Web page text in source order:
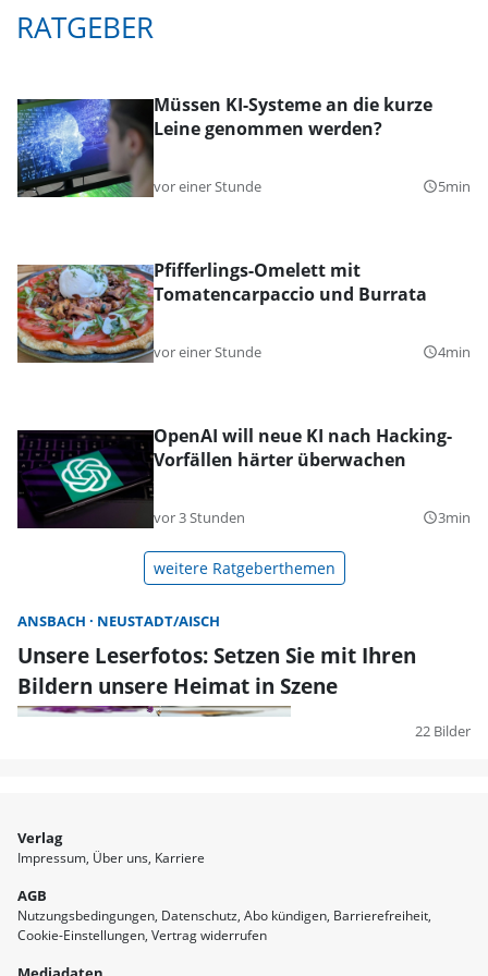
RATGEBER
Müssen KI-Systeme an die kurze
Leine genommen werden?
vor einer Stunde query_builder5min
Pfifferlings-Omelett mit
Tomatencarpaccio und Burrata
vor einer Stunde query_builder4min
OpenAI will neue KI nach Hacking-
Vorfällen härter überwachen
vor 3 Stunden query_builder3min
weitere Ratgeberthemen
ANSBACH NEUSTADT/AISCH
Unsere Leserfotos: Setzen Sie mit Ihren
Bildern unsere Heimat in Szene
22 Bilder
Verlag
Impressum Über uns Karriere
AGB
Nutzungsbedingungen Datenschutz Abo kündigen Barrierefreiheit
Cookie-Einstellungen Vertrag widerrufen